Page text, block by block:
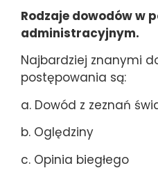
Rodzaje dowodów w
administracyjnym.
Najbardziej znanymi
postępowania są:
a. Dowód z zeznań
b. Oględziny
c. Opinia biegłego